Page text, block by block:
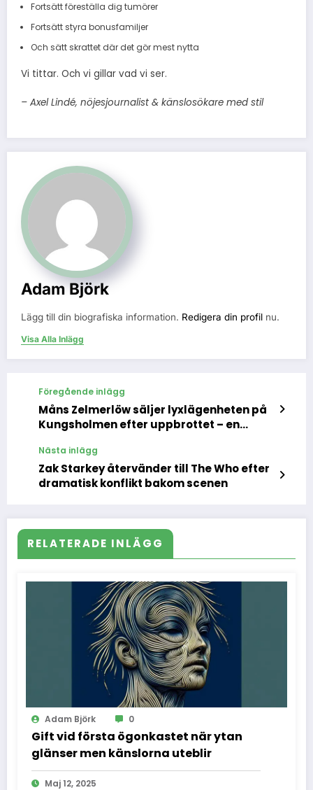
Fortsätt föreställa dig tumörer
Fortsätt styra bonusfamiljer
Och sätt skrattet där det gör mest nytta
Vi tittar. Och vi gillar vad vi ser.
– Axel Lindé, nöjesjournalist & känslosökare med stil
Adam Björk
Lägg till din biografiska information. Redigera din profil nu.
Visa Alla Inlägg
Föregående inlägg
Måns Zelmerlöw säljer lyxlägenheten på
Kungsholmen efter uppbrottet – en
Nästa inlägg
Zak Starkey återvänder till The Who efter
dramatisk konflikt bakom scenen
RELATERADE INLÄGG
Adam Björk 0
Gift vid första ögonkastet när ytan
glänser men känslorna uteblir
Maj 12, 2025